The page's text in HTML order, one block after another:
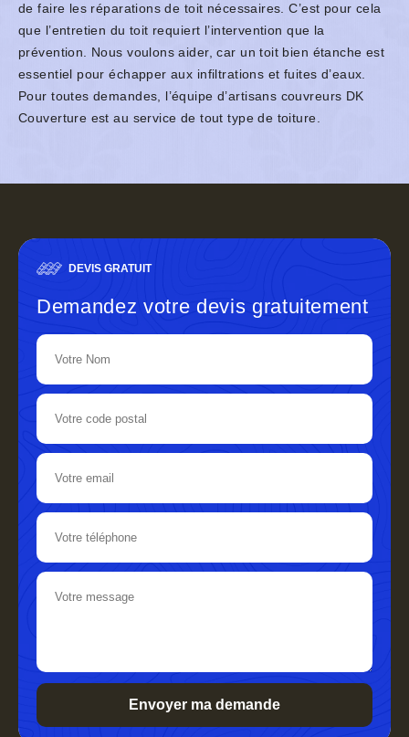
de faire les réparations de toit nécessaires. C’est pour cela
que l’entretien du toit requiert l’intervention que la
prévention. Nous voulons aider, car un toit bien étanche est
essentiel pour échapper aux infiltrations et fuites d’eaux.
Pour toutes demandes, l’équipe d’artisans couvreurs DK
Couverture est au service de tout type de toiture.
DEVIS GRATUIT
Demandez votre devis gratuitement